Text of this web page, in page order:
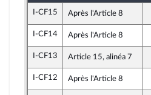
I-CF15 Après l'Article 8
I-CF14 Après l'Article 8
I-CF13 Article 15, alinéa 7
I-CF12 Après l'Article 8